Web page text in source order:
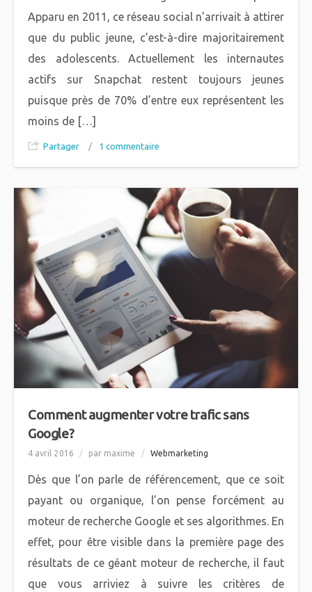
Apparu en 2011, ce réseau social n’arrivait à attirer
que du public jeune, c’est-à-dire majoritairement
des adolescents. Actuellement les internautes
actifs sur Snapchat restent toujours jeunes
puisque près de 70% d’entre eux représentent les
moins de […]
Partager / 1 commentaire
Comment augmenter votre trafic sans
Google?
4 avril 2016 / par maxime / Webmarketing
Dès que l’on parle de référencement, que ce soit
payant ou organique, l’on pense forcément au
moteur de recherche Google et ses algorithmes. En
effet, pour être visible dans la première page des
résultats de ce géant moteur de recherche, il faut
que vous arriviez à suivre les critères de